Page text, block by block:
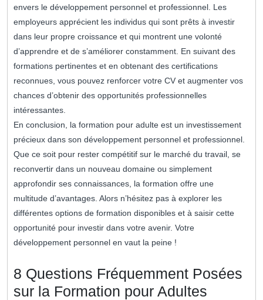
envers le développement personnel et professionnel. Les
employeurs apprécient les individus qui sont prêts à investir
dans leur propre croissance et qui montrent une volonté
d’apprendre et de s’améliorer constamment. En suivant des
formations pertinentes et en obtenant des certifications
reconnues, vous pouvez renforcer votre CV et augmenter vos
chances d’obtenir des opportunités professionnelles
intéressantes.
En conclusion, la formation pour adulte est un investissement
précieux dans son développement personnel et professionnel.
Que ce soit pour rester compétitif sur le marché du travail, se
reconvertir dans un nouveau domaine ou simplement
approfondir ses connaissances, la formation offre une
multitude d’avantages. Alors n’hésitez pas à explorer les
différentes options de formation disponibles et à saisir cette
opportunité pour investir dans votre avenir. Votre
développement personnel en vaut la peine !
8 Questions Fréquemment Posées
sur la Formation pour Adultes